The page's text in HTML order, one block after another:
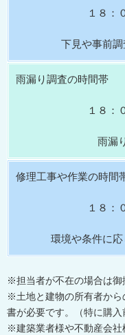
１８：
下見や事前調
雨漏り調査の時間帯
１８：
雨漏
修理工事や作業の時間
１８：
環境や条件に応
※担当者が不在の場合は御
※土地と建物の所有者から
書が必要です。（特に購入
※建築業者様や不動産会社